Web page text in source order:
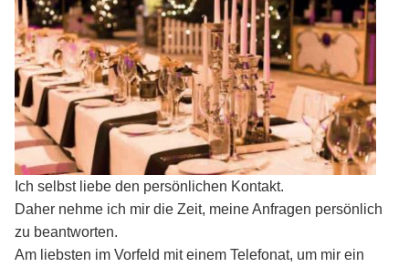
Ich selbst liebe den persönlichen Kontakt.
Daher nehme ich mir die Zeit, meine Anfragen persönlich
zu beantworten.
Am liebsten im Vorfeld mit einem Telefonat, um mir ein